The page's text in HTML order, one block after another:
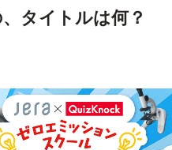
タイトルは何？